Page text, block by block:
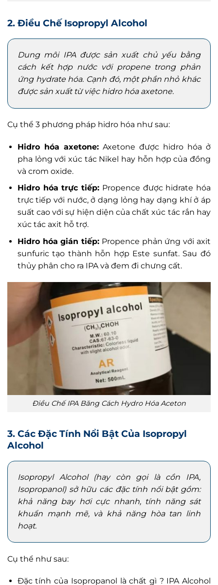
2. Điều Chế Isopropyl Alcohol
Dung môi IPA được sản xuất chủ yếu bằng
cách kết hợp nước với propene trong phản
ứng hydrate hóa. Cạnh đó, một phần nhỏ khác
được sản xuất từ việc hidro hóa axetone.
Cụ thể 3 phương pháp hidro hóa như sau:
Hidro hóa axetone:Axetone được hidro hóa ở
pha lỏng với xúc tác Nikel hay hỗn hợp của đồng
và crom oxide.
Hidro hóa trực tiếp: Propence được hidrate hóa
trực tiếp với nước, ở dạng lỏng hay dạng khí ở áp
suất cao với sự hiện diện của chất xúc tác rắn hay
xúc tác axit hỗ trợ.
Hidro hóa gián tiếp: Propence phản ứng với axit
sunfuric tạo thành hỗn hợp Este sunfat. Sau đó
thủy phân cho ra IPA và đem đi chưng cất.
Điều Chế IPA Băng Cách Hydro Hóa Aceton
3. Các Đặc Tính Nổi Bật Của Isopropyl
Alcohol
Isopropyl Alcohol (hay còn gọi là cồn IPA,
Isopropanol) sở hữu các đặc tính nổi bật gồm:
khả năng bay hơi cực nhanh, tính năng sát
khuẩn mạnh mẽ, và khả năng hòa tan linh
hoạt.
Cụ thể như sau:
Đặc tính của Isopropanol là chất gì ? IPA Alcohol